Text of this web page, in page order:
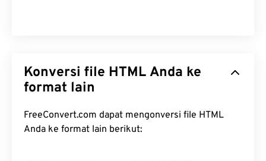
Konversi file HTML Anda ke
format lain
FreeConvert.com dapat mengonversi file HTML
Anda ke format lain berikut: